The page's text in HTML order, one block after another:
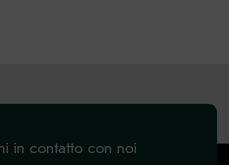
in contatto con noi